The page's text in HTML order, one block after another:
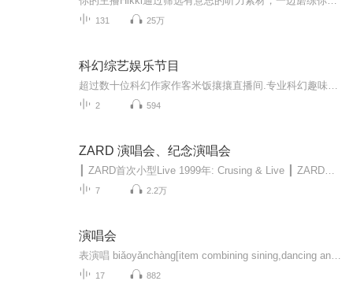
131 25万
科幻综艺娱乐节目
2 594
ZARD 演唱会、纪念演唱会
7 2.2万
演唱会
17 882